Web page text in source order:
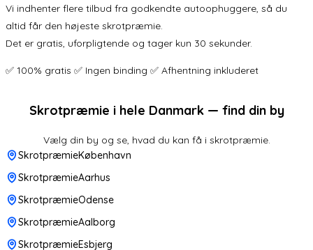
Vi indhenter flere tilbud fra godkendte autoophuggere, så du
altid får den højeste skrotpræmie.
Det er gratis, uforpligtende og tager kun 30 sekunder.
✅ 100% gratis ✅ Ingen binding ✅ Afhentning inkluderet
Skrotpræmie i hele Danmark — find din by
Vælg din by og se, hvad du kan få i skrotpræmie.
SkrotpræmieKøbenhavn
SkrotpræmieAarhus
SkrotpræmieOdense
SkrotpræmieAalborg
SkrotpræmieEsbjerg